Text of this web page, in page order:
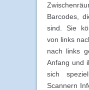
Barcodes,
sind. Sie
von links
nach links
Anfang und
sich
Scannern